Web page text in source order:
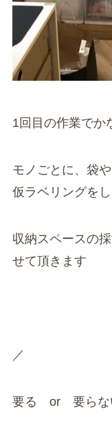
1回目の作業でか
モノごとに、袋
仮ラベリングを
収納スペースの
せて頂きます
／
要る or 要らな